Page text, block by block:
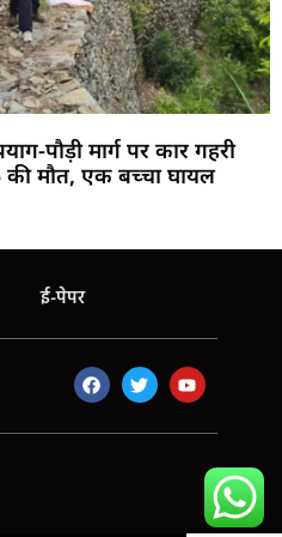
पौड़ी मार्ग पर कार गहरी
की मौत, एक बच्चा घायल
ई-पेपर